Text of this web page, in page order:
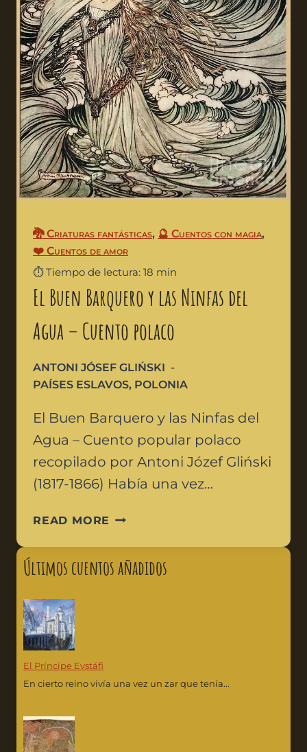
🐉 Criaturas fantásticas, 🔮 Cuentos con magia,
❤️ Cuentos de amor
⏱️ Tiempo de lectura: 18 min
El Buen Barquero y las Ninfas del
Agua – Cuento polaco
ANTONI JÓSEF GLIŃSKI
PAÍSES ESLAVOS, POLONIA
El Buen Barquero y las Ninfas del
Agua – Cuento popular polaco
recopilado por Antoni Józef Gliński
(1817-1866) Había una vez…
READ MORE
Últimos cuentos añadidos
El Príncipe Evstáfi
En cierto reino vivía una vez un zar que tenía...